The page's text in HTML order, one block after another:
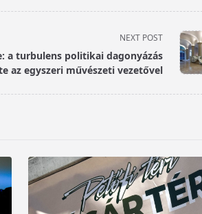
NEXT POST
a turbulens politikai dagonyázás
az egyszeri művészeti vezetővel